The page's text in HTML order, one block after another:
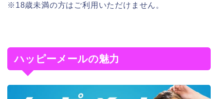
※18歳未満の方はご利用いただけません。
ハッピーメールの魅力